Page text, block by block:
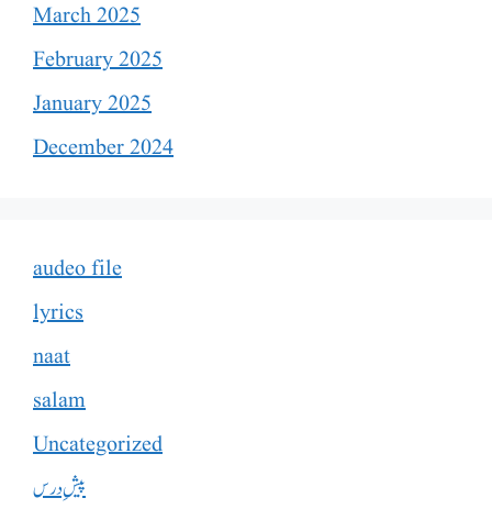
March 2025
February 2025
January 2025
December 2024
audeo file
lyrics
naat
salam
Uncategorized
پیشِ درس